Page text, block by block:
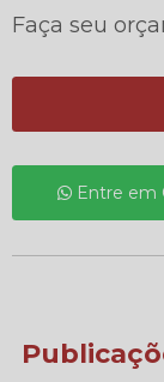
Faça seu
Entre em